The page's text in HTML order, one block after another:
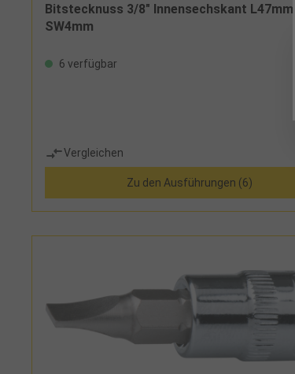
Bitstecknuss 3/8" Innensechskant L47mm
SW4mm
6 verfügbar
Vergleichen
Zu den Ausführungen (6)